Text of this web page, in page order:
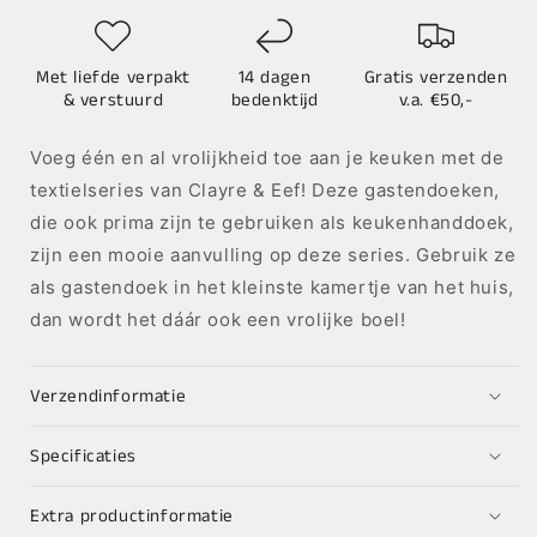
Met liefde verpakt
& verstuurd
14 dagen
bedenktijd
Gratis verzenden
v.a. €50,-
Voeg één en al vrolijkheid toe aan je keuken met de
textielseries van Clayre & Eef! Deze gastendoeken,
die ook prima zijn te gebruiken als keukenhanddoek,
zijn een mooie aanvulling op deze series. Gebruik ze
als gastendoek in het kleinste kamertje van het huis,
dan wordt het dáár ook een vrolijke boel!
Verzendinformatie
Specificaties
Extra productinformatie